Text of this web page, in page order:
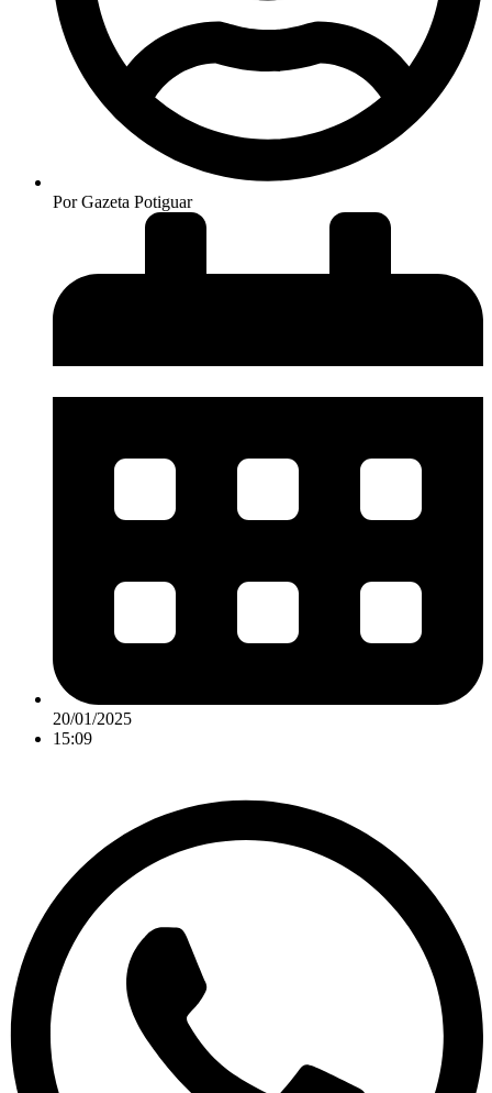
PorGazeta Potiguar
20/01/2025
15:09